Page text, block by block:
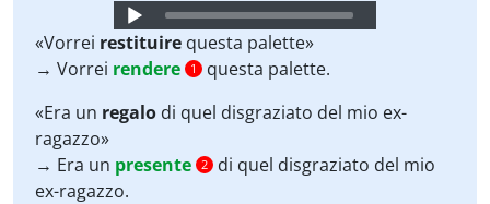
Audio
Player
«Vorrei restituire questa palette»
→ Vorrei rendere 1
questa palette.
«Era un regalo di quel disgraziato del mio ex-
ragazzo»
→ Era un presente 2
di quel disgraziato del mio
ex-ragazzo.